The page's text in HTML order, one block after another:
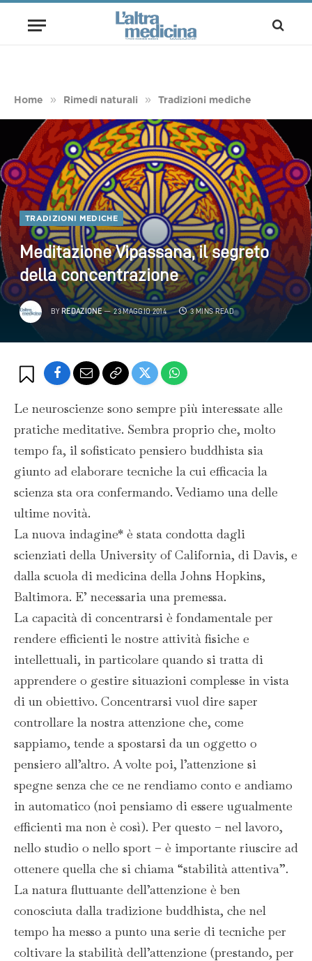
Home » Rimedi naturali » Tradizioni mediche
TRADIZIONI MEDICHE
Meditazione Vipassana, il segreto
della concentrazione
BY REDAZIONE 23 MAGGIO 2014 3 MINS READ
Le neuroscienze sono sempre più interessate alle
pratiche meditative. Sembra proprio che, molto
tempo fa, il sofisticato pensiero buddhista sia
giunto ad elaborare tecniche la cui efficacia la
scienza sta ora confermando. Vediamo una delle
ultime novità.
La nuova indagine* è stata condotta dagli
scienziati della University of California, di Davis, e
dalla scuola di medicina della Johns Hopkins,
Baltimora. E’ necessaria una premessa.
La capacità di concentrarsi è fondamentale per
rendere efficienti le nostre attività fisiche e
intellettuali, in particolare quando si tratta di
apprendere o gestire situazioni complesse in vista
di un obiettivo. Concentrarsi vuol dire saper
controllare la nostra attenzione che, come
sappiamo, tende a spostarsi da un oggetto o
pensiero all’altro. A volte poi, l’attenzione si
spegne senza che ce ne rendiamo conto e andiamo
in automatico (noi pensiamo di essere ugualmente
efficienti ma non è così). Per questo – nel lavoro,
nello studio o nello sport – è importante riuscire ad
ottenere quella che si chiama “stabilità attentiva”.
La natura fluttuante dell’attenzione è ben
conosciuta dalla tradizione buddhista, che nel
tempo ha messo a punto una serie di tecniche per
coltivare la stabilità dell’attenzione (prestando, per